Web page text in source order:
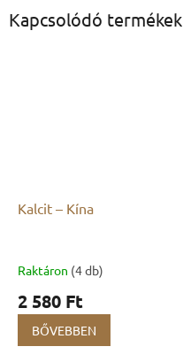
Kapcsolódó termékek
Kalcit – Kína
Raktáron (4 db)
2 580 Ft
BŐVEBBEN